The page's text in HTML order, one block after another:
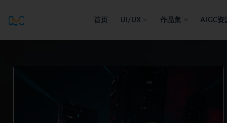
首页 UI/UX 作品集 AIGC资